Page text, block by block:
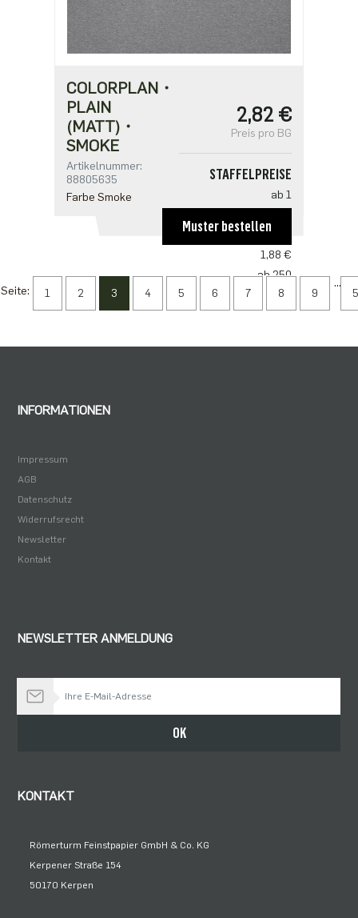
COLORPLAN・
PLAIN
(MATT)・
SMOKE
Artikelnummer:
88805635
Farbe Smoke
2,82 €
Preis pro BG
STAFFELPREISE
ab 1
ab 125
1,88 €
ab 250
1,82 €
ab 625
Muster bestellen
Seite: 1 2 3 4 5 6 7 8 9
...
INFORMATIONEN
Impressum
AGB
Datenschutz
Widerrufsrecht
Newsletter
Kontakt
NEWSLETTER ANMELDUNG
OK
KONTAKT
Römerturm Feinstpapier GmbH & Co. KG
Kerpener Straße 154
50170 Kerpen